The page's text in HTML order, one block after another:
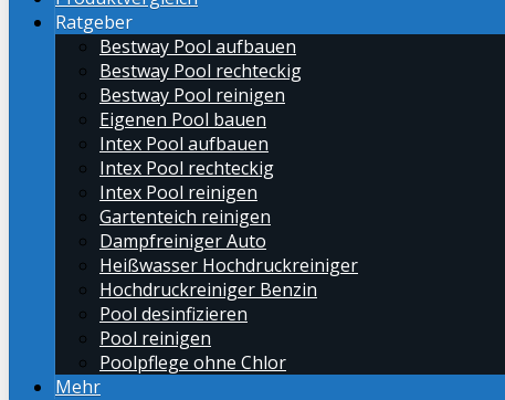
Ratgeber
Bestway Pool aufbauen
Bestway Pool rechteckig
Bestway Pool reinigen
Eigenen Pool bauen
Intex Pool aufbauen
Intex Pool rechteckig
Intex Pool reinigen
Gartenteich reinigen
Dampfreiniger Auto
Heißwasser Hochdruckreiniger
Hochdruckreiniger Benzin
Pool desinfizieren
Pool reinigen
Poolpflege ohne Chlor
Mehr